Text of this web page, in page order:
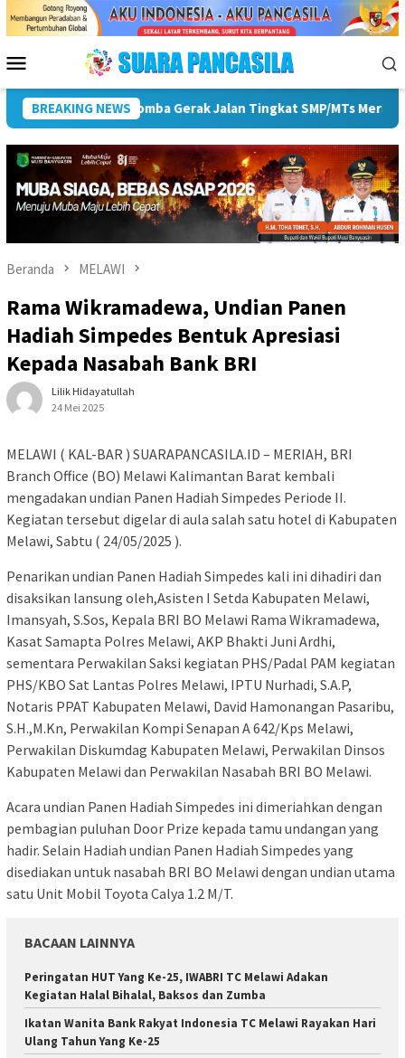
Menu
Mobile
BREAKING NEWS
81 RI Pemkot Lubuk Linggau Sosialisasikan Tanda
Beranda MELAWI
Rama Wikramadewa, Undian Panen
Hadiah Simpedes Bentuk Apresiasi
Kepada Nasabah Bank BRI
Lilik Hidayatullah
24 Mei 2025
MELAWI ( KAL-BAR ) SUARAPANCASILA.ID – MERIAH, BRI
Branch Office (BO) Melawi Kalimantan Barat kembali
mengadakan undian Panen Hadiah Simpedes Periode II.
Kegiatan tersebut digelar di aula salah satu hotel di Kabupaten
Melawi, Sabtu ( 24/05/2025 ).
Penarikan undian Panen Hadiah Simpedes kali ini dihadiri dan
disaksikan lansung oleh,Asisten I Setda Kabupaten Melawi,
Imansyah, S.Sos, Kepala BRI BO Melawi Rama Wikramadewa,
Kasat Samapta Polres Melawi, AKP Bhakti Juni Ardhi,
sementara Perwakilan Saksi kegiatan PHS/Padal PAM kegiatan
PHS/KBO Sat Lantas Polres Melawi, IPTU Nurhadi, S.A.P,
Notaris PPAT Kabupaten Melawi, David Hamonangan Pasaribu,
S.H.,M.Kn, Perwakilan Kompi Senapan A 642/Kps Melawi,
Perwakilan Diskumdag Kabupaten Melawi, Perwakilan Dinsos
Kabupaten Melawi dan Perwakilan Nasabah BRI BO Melawi.
Acara undian Panen Hadiah Simpedes ini dimeriahkan dengan
pembagian puluhan Door Prize kepada tamu undangan yang
hadir. Selain Hadiah undian Panen Hadiah Simpedes yang
disediakan untuk nasabah BRI BO Melawi dengan undian utama
satu Unit Mobil Toyota Calya 1.2 M/T.
BACAAN LAINNYA
Peringatan HUT Yang Ke-25, IWABRI TC Melawi Adakan
Kegiatan Halal Bihalal, Baksos dan Zumba
Ikatan Wanita Bank Rakyat Indonesia TC Melawi Rayakan Hari
Ulang Tahun Yang Ke-25